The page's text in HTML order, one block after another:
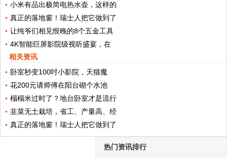
小米有品出极简电热水壶，这样的
真正的落地窗！瑞士人把它做到了
让纯爷们相见恨晚的8个五金工具
4K智能巨屏影院级视听盛宴，在
相关资讯
卧室秒变100吋小影院，天猫魔
花200元请师傅在阳台砌个水池
榻榻米过时了？地台卧室才是流行
韭菜无土栽培，省工、产量高、经
真正的落地窗！瑞士人把它做到了
热门资讯排行